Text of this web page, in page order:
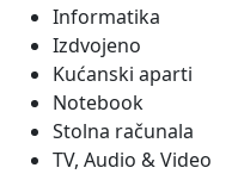
Informatika
Izdvojeno
Kućanski aparti
Notebook
Stolna računala
TV, Audio & Video